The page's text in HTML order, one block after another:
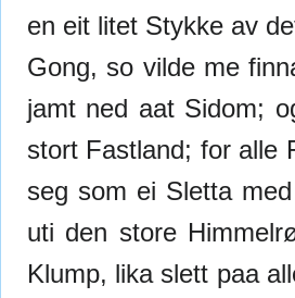
en eit litet Stykke av
Gong, so vilde me
jamt ned aat Sidom;
stort Fastland; for alle
seg som ei Sletta
uti den store
Klump, lika slett paa